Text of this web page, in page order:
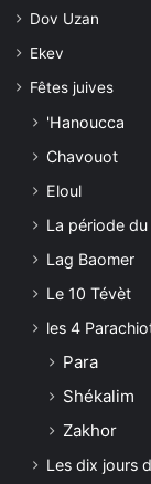
Dov Uzan
Ekev
Fêtes juives
'Hanoucca
Chavouot
Eloul
La période du
Lag Baomer
Le 10 Tévèt
les 4
Para
Shékalim
Zakhor
Les dix jours